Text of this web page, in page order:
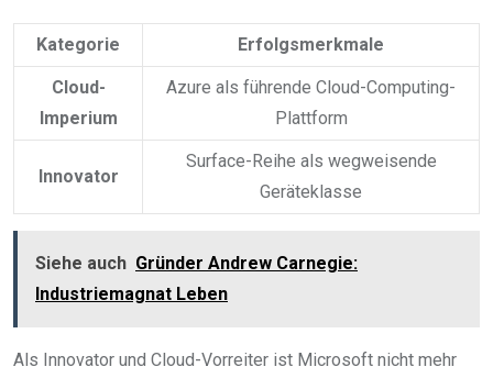
Kategorie Erfolgsmerkmale
Cloud-
Imperium
Azure als führende Cloud-Computing-
Plattform
Innovator
Surface-Reihe als wegweisende
Geräteklasse
Siehe auch Gründer Andrew Carnegie:
Industriemagnat Leben
Als Innovator und Cloud-Vorreiter ist Microsoft nicht mehr